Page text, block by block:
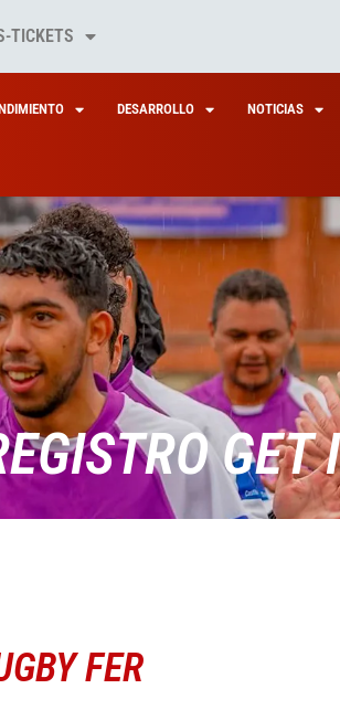
TICKETS
DESARROLLO NOTICIAS
GET
FER